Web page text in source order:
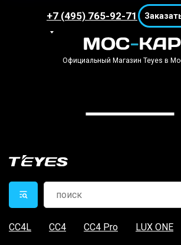
Официальный Магазин Teyes в
+7 (495) 765-92-71
CC4L CC4 CC4 Pro LUX ONE